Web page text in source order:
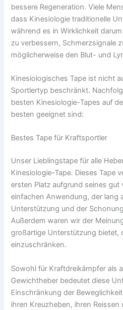
bessere Regeneration. Viele
dass Kinesiologie traditionelle
während es in Wirklichkeit
zu verbessern, Schmerzsignale
möglicherweise den Blut- und
Kinesiologisches Tape ist nicht
Sportlertyp beschränkt.
besten Kinesiologie-Tapes auf
besten geeignet sind:
Bestes Tape für Kraftsportler
Unser Lieblingstape für alle
Kinesiologie-Tape. Dieses Tape
ersten Platz aufgrund seines gut
einfachen Anwendung, der lang
Unterstützung und der
Außerdem waren wir der
großartige Unterstützung bietet,
einzuschränken.
Sowohl für Kraftdreikämpfer als
Gewichtheber bedeutet diese
Einschränkung der
ihren Kreuzheben, ihren